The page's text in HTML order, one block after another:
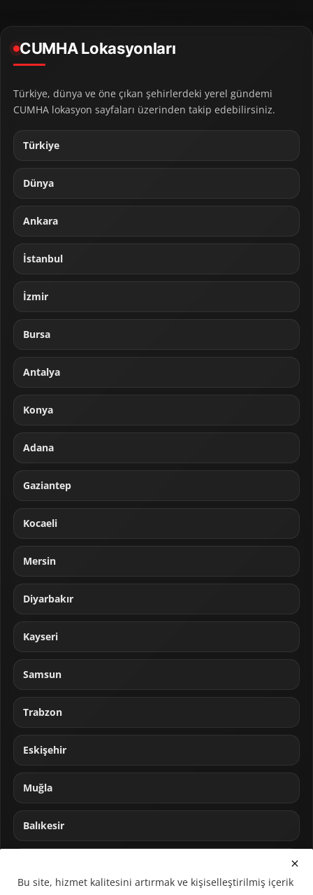
CUMHA Lokasyonları
Türkiye, dünya ve öne çıkan şehirlerdeki yerel gündemi
CUMHA lokasyon sayfaları üzerinden takip edebilirsiniz.
Türkiye
Dünya
Ankara
İstanbul
İzmir
Bursa
Antalya
Konya
Adana
Gaziantep
Kocaeli
Mersin
Diyarbakır
Kayseri
Samsun
Trabzon
Eskişehir
Muğla
Balıkesir
Bu site, hizmet kalitesini artırmak ve kişiselleştirilmiş içerik